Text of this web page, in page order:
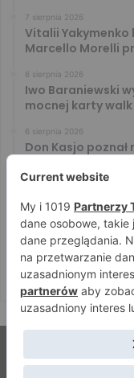
7 sierpnia 2026
Vitalii Yakymenko
Marcello Morelli
6 sierpnia 2026
Iwo Baraniewski
mocnej karty walk
6 sierpnia 2026
Don Kasjo poznał
Niepokonany
KSW 122 zmierzy
5 sierpnia 2026
Mateusz DON
Kibice typują trzy
© Strefamma.pl